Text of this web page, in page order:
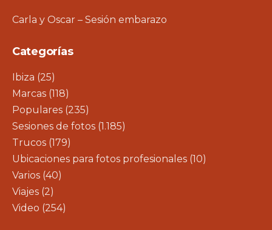
Carla y Oscar – Sesión embarazo
Categorías
Ibiza (25)
Marcas (118)
Populares (235)
Sesiones de fotos (1.185)
Trucos (179)
Ubicaciones para fotos profesionales (10)
Varios (40)
Viajes (2)
Video (254)